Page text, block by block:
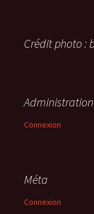
Crédit photo :
Administration
Connexion
Méta
Connexion